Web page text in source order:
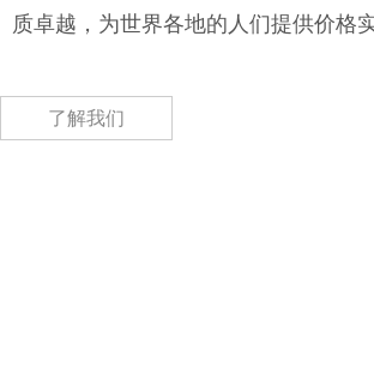
质卓越，为世界各地的人们提供价格
了解我们